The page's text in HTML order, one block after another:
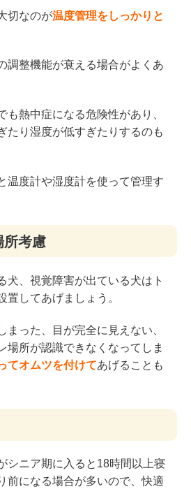
切なのが温度管理をしっかりと
調整機能が衰える場合がよくあ
も熱中症になる危険性があり、
たり湿度が低すぎたりするのも
温度計や湿度計を使って管理す
所考慮
犬、視覚障害が出ている犬はト
置してあげましょう。
まった、目が完全に見えない、
場所が認識できなくなってしま
てオムツを付けてあげることも
シニア期に入ると18時間以上寝
前になる場合が多いので、快適